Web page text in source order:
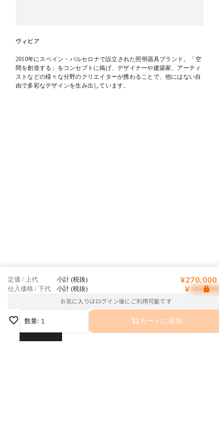
ヴィビア
2010年にスペイン・バルセロナで設立された照明器具ブランド。「空
間を創造する」をコンセプトに掲げ、デザイナーや建築家、アーティ
ストなどの様々な分野のクリエイターが携わることで、他にはない自
由で多彩なデザインを生み出しています。
定価 / 上代 小計 (税抜) ¥270,000
仕入価格 / 下代 小計 (税抜) ¥
お気に入りはログイン後にご利用可能です
数量: 1
1
カートに追加